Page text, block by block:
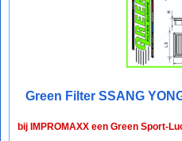
Green Filter SSANG
bij IMPROMAXX een Green Sport-